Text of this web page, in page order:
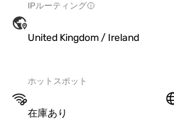
IPルーティング
United Kingdom / Ireland
ホットスポット
在庫あり